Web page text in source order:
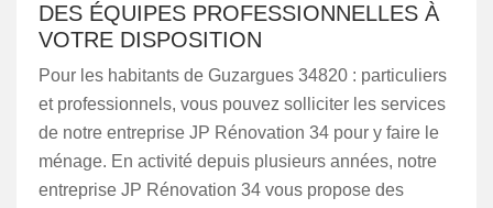
DES ÉQUIPES PROFESSIONNELLES À
VOTRE DISPOSITION
Pour les habitants de Guzargues 34820 : particuliers
et professionnels, vous pouvez solliciter les services
de notre entreprise JP Rénovation 34 pour y faire le
ménage. En activité depuis plusieurs années, notre
entreprise JP Rénovation 34 vous propose des